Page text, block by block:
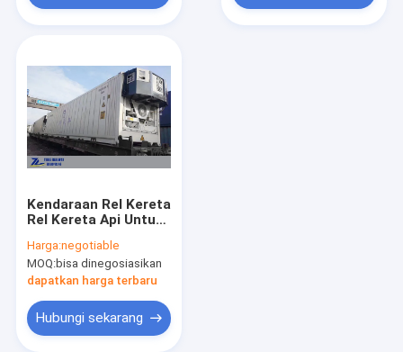
Kendaraan Rel Kereta
Rel Kereta Api Untuk
Pertanian
Harga:negotiable
MOQ:bisa dinegosiasikan
dapatkan harga terbaru
Hubungi sekarang